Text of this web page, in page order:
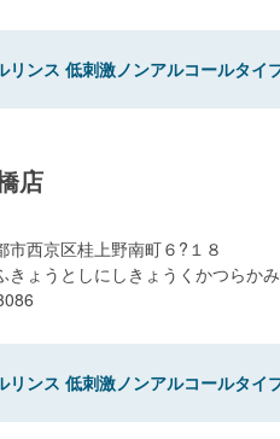
リンス 低刺激ノンアルコールタイ
店
市西京区桂上野南町６?１８
きょうとしにしきょうくかつらか
リンス 低刺激ノンアルコールタイ